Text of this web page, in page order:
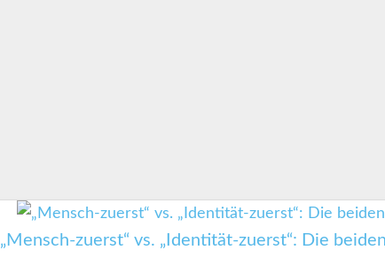
„Mensch-zuerst“ vs. „Identität-zuerst“: Die